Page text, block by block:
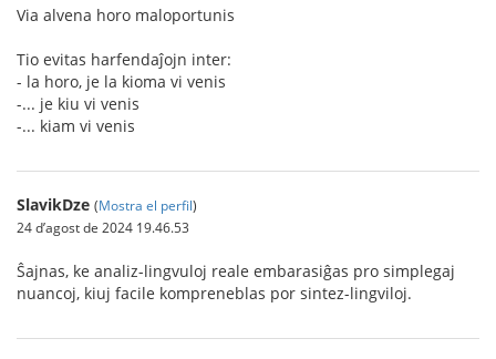
Via alvena horo maloportunis
Tio evitas harfendaĵojn inter:
- la horo, je la kioma vi venis
-... je kiu vi venis
-... kiam vi venis
SlavikDze (Mostra el perfil)
24 d’agost de 2024 19.46.53
Ŝajnas, ke analiz-lingvuloj reale embarasiĝas pro simplegaj
nuancoj, kiuj facile kompreneblas por sintez-lingviloj.